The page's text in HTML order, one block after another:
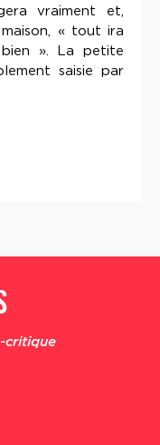
vraiment et,
« tout ira
». La petite
saisie par
critique